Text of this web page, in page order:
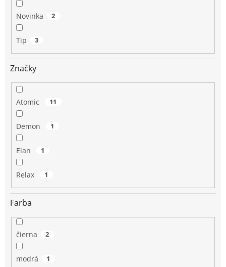
Novinka 2
Tip 3
Značky
Atomic 11
Demon 1
Elan 1
Relax 1
Farba
čierna 2
modrá 1